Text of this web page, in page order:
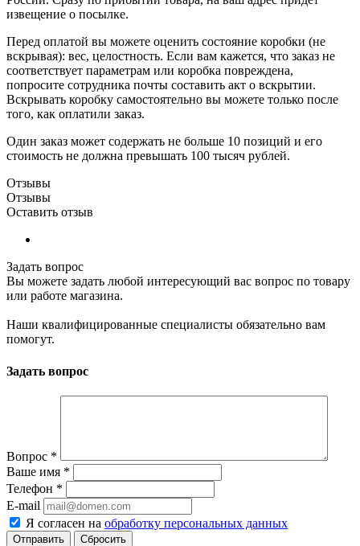
извещение о посылке.
Перед оплатой вы можете оценить состояние коробки (не
вскрывая): вес, целостность. Если вам кажется, что заказ не
соответствует параметрам или коробка повреждена,
попросите сотрудника почты составить акт о вскрытии.
Вскрывать коробку самостоятельно вы можете только после
того, как оплатили заказ.
Один заказ может содержать не больше 10 позиций и его
стоимость не должна превышать 100 тысяч рублей.
Отзывы
Отзывы
Оставить отзыв
Задать вопрос
Вы можете задать любой интересующий вас вопрос по товару
или работе магазина.
Наши квалифицированные специалисты обязательно вам
помогут.
Задать вопрос
Вопрос *
Ваше имя *
Телефон *
E-mail
Я согласен на обработку персональных данных
Сбросить